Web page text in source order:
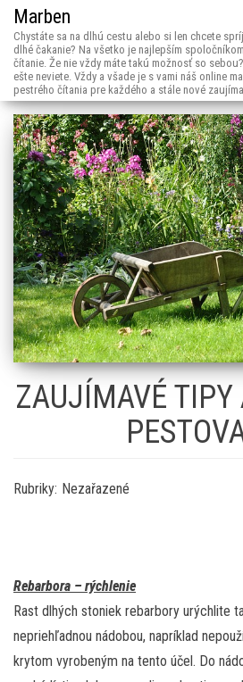
Marben
Chystáte sa na dlhú cestu alebo si len chcete
dlhé čakanie? Na všetko je najlepším
čítanie. Že nie vždy máte takú možnosť so
ešte neviete. Vždy a všade je s vami náš online
pestrého čítania pre každého a stále nové
ZAUJÍMAVÉ TIPY
Rubriky: Nezařazené
Rebarbora – rýchlenie
Rast dlhých stoniek rebarbory urýchlite
nepriehľadnou nádobou, napríklad
krytom vyrobeným na tento účel. Do